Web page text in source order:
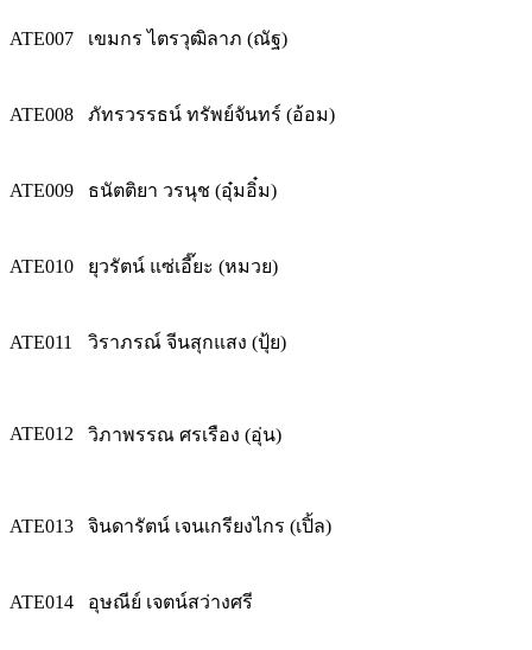
ATE007 เขมกร ไตรวุฒิลาภ (ณัฐ)
ATE008 ภัทรวรรธน์ ทรัพย์จันทร์ (อ้อม)
ATE009 ธนัตติยา วรนุช (อุ๋มอิ๋ม)
ATE010 ยุวรัตน์ แซ่เอี๊ยะ (หมวย)
ATE011 วิราภรณ์ จีนสุกแสง (ปุ้ย)
ATE012 วิภาพรรณ ศรเรือง (อุ่น)
ATE013 จินดารัตน์ เจนเกรียงไกร (เปิ้ล)
ATE014 อุษณีย์ เจตน์สว่างศรี